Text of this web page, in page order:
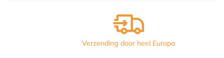
Verzending door heel Europa